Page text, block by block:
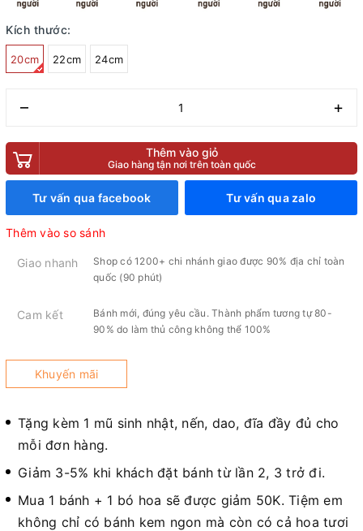
Kích thước:
20cm 22cm 24cm
– +
Thêm vào giỏ
Giao hàng tận nơi trên toàn quốc
Tư vấn qua facebook Tư vấn qua zalo
Thêm vào so sánh
Giao nhanh
Shop có 1200+ chi nhánh giao được 90% địa chỉ toàn
quốc (90 phút)
Cam kết
Bánh mới, đúng yêu cầu. Thành phẩm tương tự 80-
90% do làm thủ công không thể 100%
Khuyến mãi
Tặng kèm 1 mũ sinh nhật, nến, dao, đĩa đầy đủ cho
mỗi đơn hàng.
Giảm 3-5% khi khách đặt bánh từ lần 2, 3 trở đi.
Mua 1 bánh + 1 bó hoa sẽ được giảm 50K. Tiệm em
không chỉ có bánh kem ngon mà còn có cả hoa tươi